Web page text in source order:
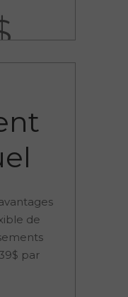
de
par